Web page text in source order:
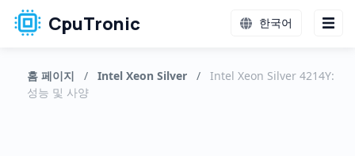
CpuTronic 한국어
홈 페이지 / Intel Xeon Silver /
Intel Xeon Silver 4214Y:
성능 및 사양